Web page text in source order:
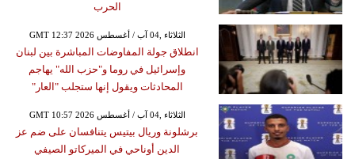
الحرب
GMT 12:37 2026 الثلاثاء ,04 آب / أغسطس
انطلاق جولة المفاوضات المباشرة بين لبنان
وإسرائيل في روما و"حزب الله" يهاجم
المحادثات ويقول إنها ستجلب "العار"
GMT 10:57 2026 الثلاثاء ,04 آب / أغسطس
برشلونة وريال بيتيس يتنافسان على ضم عز
الدين أوناحي في الميركاتو الصيفي